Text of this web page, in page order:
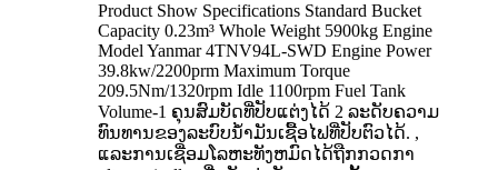
Product Show Specifications Standard Bucket
Capacity 0.23m³ Whole Weight 5900kg Engine
Model Yanmar 4TNV94L-SWD Engine Power
39.8kw/2200prm Maximum Torque
209.5Nm/1320rpm Idle 1100rpm Fuel Tank
Volume-1 ຄຸນສົມບັດທີ່ປັບແຕ່ງໄດ້ 2 ລະດັບຄວາມ
ທົນທານຂອງລະບົບນໍ້າມັນເຊື້ອໄຟທີ່ປັບຕົວໄດ້. ,
ແລະການເຊື່ອມໂລຫະທັງຫມົດໄດ້ຖືກກວດກາ